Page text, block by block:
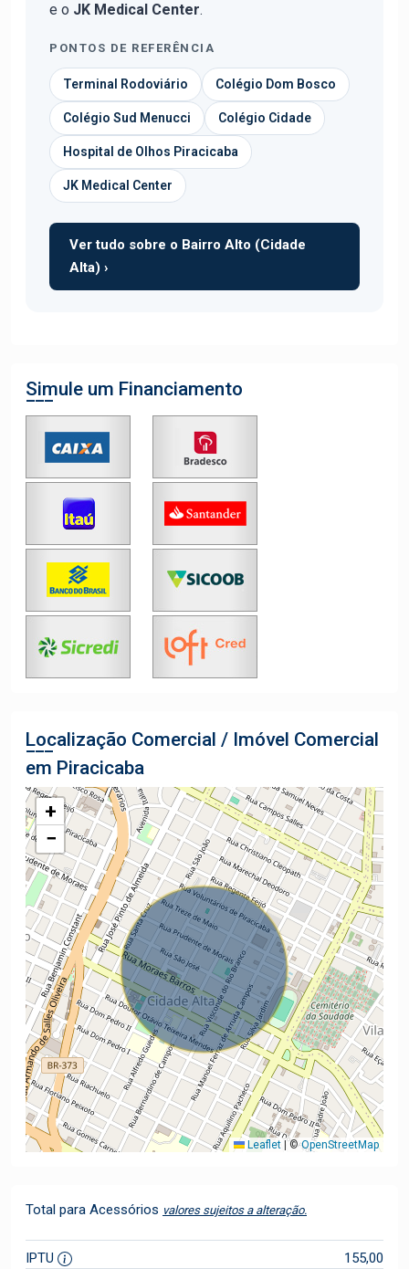
e o JK Medical Center.
PONTOS DE REFERÊNCIA
Terminal Rodoviário Colégio Dom Bosco
Colégio Sud Menucci Colégio Cidade
Hospital de Olhos Piracicaba
JK Medical Center
Ver tudo sobre o Bairro Alto (Cidade
Alta) ›
Simule um Financiamento
Localização Comercial / Imóvel Comercial
em Piracicaba
+
−
Leaflet ©OpenStreetMap
Total para Acessórios valores sujeitos a alteração.
IPTU 155,00